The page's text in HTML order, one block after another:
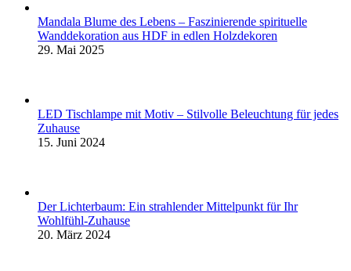
Mandala Blume des Lebens – Faszinierende spirituelle
Wanddekoration aus HDF in edlen Holzdekoren
29. Mai 2025
LED Tischlampe mit Motiv – Stilvolle Beleuchtung für jedes
Zuhause
15. Juni 2024
Der Lichterbaum: Ein strahlender Mittelpunkt für Ihr
Wohlfühl-Zuhause
20. März 2024